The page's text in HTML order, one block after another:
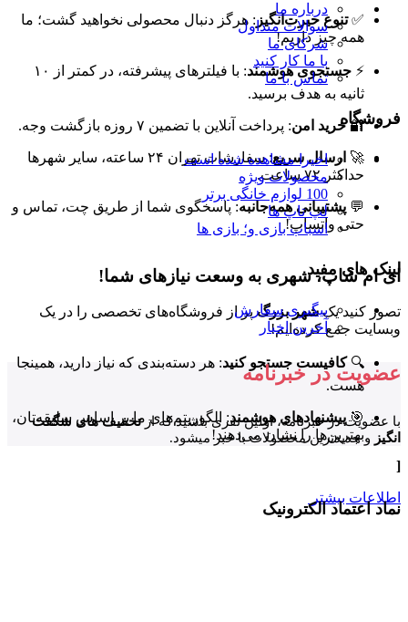
✅تنوع حیرت‌انگیز: هرگز دنبال محصولی نخواهید گشت؛ ما
همه چیز داریم!
⚡ جستجوی هوشمند
: با فیلترهای پیشرفته، در کمتر از ۱۰
ثانیه به هدف برسید.
🔐خرید امن: پرداخت آنلاین با تضمین ۷ روزه بازگشت وجه.
🚀 ارسال سریع
: سفارشات تهران ۲۴ ساعته، سایر شهرها
حداکثر ۷۲ ساعت.
💬 پشتیبانی همه‌جانبه: پاسخگوی شما از طریق چت، تماس و
حتی واتساپ!
ای ام شاپ، شهری به وسعت نیازهای شما!
تصور کنید یکشهر بزرگپر از فروشگاه‌های تخصصی را در یک
وبسایت جمع کرده‌ایم!
🔍 کافیست جستجو کنید: هر دسته‌بندی که نیاز دارید، همینجا
هست.
🎯پیشنهادهای هوشمند: الگوریتم‌های ما بر اساس سلیقه‌تان،
بهترین‌ها را نشان می‌دهند!
[
اطلاعات بیشتر
درباره ما
سوالات متداول
شرکای ما
با ما کار کنید
تماس با ما
فروشگاه
اخیرا مشاهده شده است
محصولات ویژه
100 لوازم خانگی برتر
لپ تاپ ها
اسباب بازی و؛ بازی ها
لینک های مفید
پیگیری سفارش
آخرین اخبار
عضویت در خبرنامه
با عضویت در خبرنامه، اولین نفری باشید که ازتخفیف های شگفت
انگیز و جدیدترین محصولات با خبر میشود.
نماد اعتماد الکترونیک